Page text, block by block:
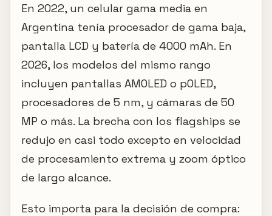
En 2022, un celular gama media en
Argentina tenía procesador de gama baja,
pantalla LCD y batería de 4000 mAh. En
2026, los modelos del mismo rango
incluyen pantallas AMOLED o pOLED,
procesadores de 5 nm, y cámaras de 50
MP o más. La brecha con los flagships se
redujo en casi todo excepto en velocidad
de procesamiento extrema y zoom óptico
de largo alcance.
Esto importa para la decisión de compra: